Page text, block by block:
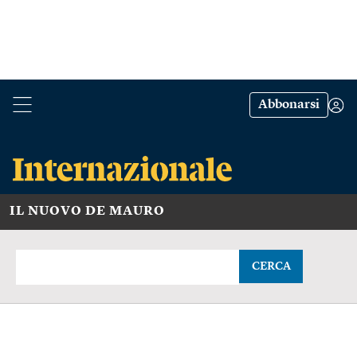
Abbonarsi
IL NUOVO DE MAURO
CERCA